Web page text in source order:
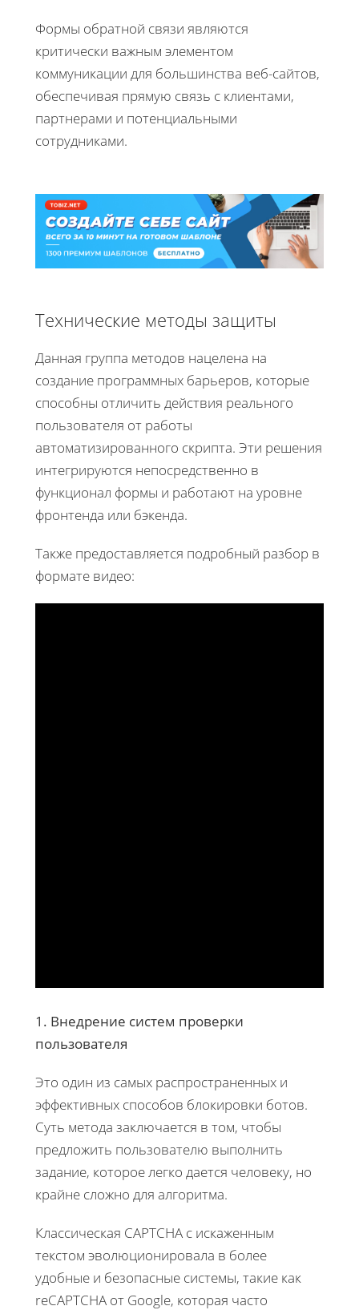
Формы обратной связи являются
критически важным элементом
коммуникации для большинства веб-сайтов,
обеспечивая прямую связь с клиентами,
партнерами и потенциальными
сотрудниками.
Технические методы защиты
Данная группа методов нацелена на
создание программных барьеров, которые
способны отличить действия реального
пользователя от работы
автоматизированного скрипта. Эти решения
интегрируются непосредственно в
функционал формы и работают на уровне
фронтенда или бэкенда.
Также предоставляется подробный разбор в
формате видео:
1. Внедрение систем проверки
пользователя
Это один из самых распространенных и
эффективных способов блокировки ботов.
Суть метода заключается в том, чтобы
предложить пользователю выполнить
задание, которое легко дается человеку, но
крайне сложно для алгоритма.
Классическая CAPTCHA с искаженным
текстом эволюционировала в более
удобные и безопасные системы, такие как
reCAPTCHA от Google, которая часто